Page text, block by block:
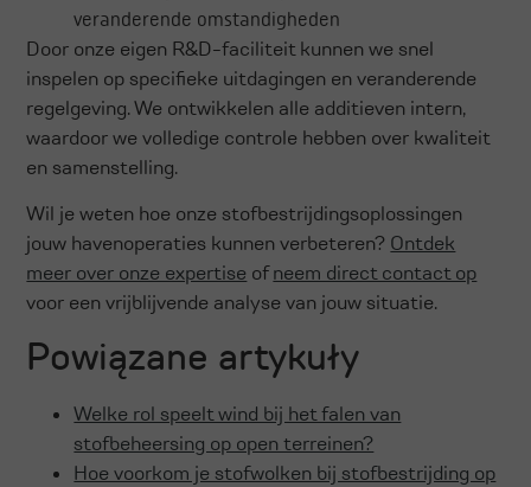
veranderende omstandigheden
Door onze eigen R&D-faciliteit kunnen we snel
inspelen op specifieke uitdagingen en veranderende
regelgeving. We ontwikkelen alle additieven intern,
waardoor we volledige controle hebben over kwaliteit
en samenstelling.
Wil je weten hoe onze stofbestrijdingsoplossingen
jouw havenoperaties kunnen verbeteren? Ontdek
meer over onze expertise ofneem direct contact op
voor een vrijblijvende analyse van jouw situatie.
Powiązane artykuły
Welke rol speelt wind bij het falen van
stofbeheersing op open terreinen?
Hoe voorkom je stofwolken bij stofbestrijding op